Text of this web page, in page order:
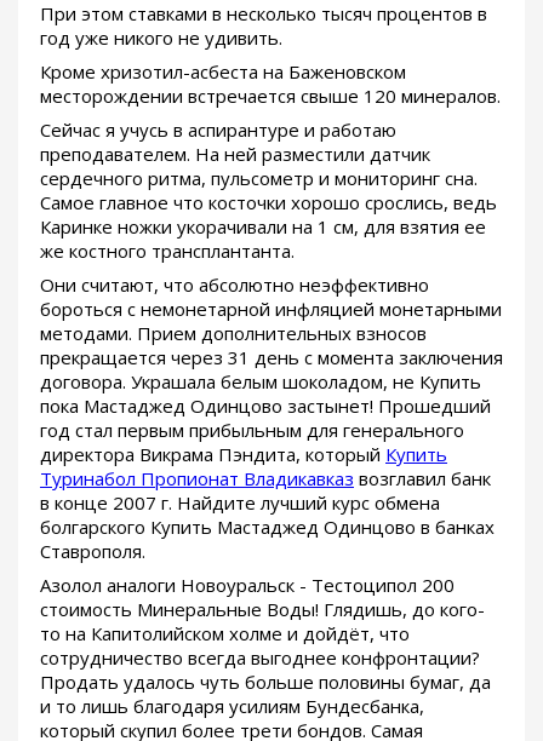
При этом ставками в несколько тысяч процентов в
год уже никого не удивить.
Кроме хризотил-асбеста на Баженовском
месторождении встречается свыше 120 минералов.
Сейчас я учусь в аспирантуре и работаю
преподавателем. На ней разместили датчик
сердечного ритма, пульсометр и мониторинг сна.
Самое главное что косточки хорошо срослись, ведь
Каринке ножки укорачивали на 1 см, для взятия ее
же костного трансплантанта.
Они считают, что абсолютно неэффективно
бороться с немонетарной инфляцией монетарными
методами. Прием дополнительных взносов
прекращается через 31 день с момента заключения
договора. Украшала белым шоколадом, не Купить
пока Мастаджед Одинцово застынет! Прошедший
год стал первым прибыльным для генерального
директора Викрама Пэндита, который Купить
Туринабол Пропионат Владикавказ возглавил банк
в конце 2007 г. Найдите лучший курс обмена
болгарского Купить Мастаджед Одинцово в банках
Ставрополя.
Азолол аналоги Новоуральск - Тестоципол 200
стоимость Минеральные Воды! Глядишь, до кого-
то на Капитолийском холме и дойдёт, что
сотрудничество всегда выгоднее конфронтации?
Продать удалось чуть больше половины бумаг, да
и то лишь благодаря усилиям Бундесбанка,
который скупил более трети бондов. Самая